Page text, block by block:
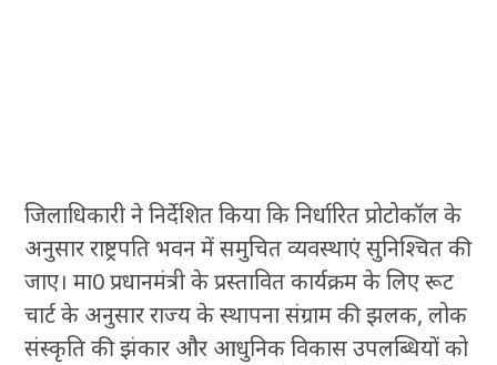
जिलाधिकारी ने निर्देशित किया कि निर्धारित प्रोटोकॉल के
अनुसार राष्ट्रपति भवन में समुचित व्यवस्थाएं सुनिश्चित की
जाए। मा0 प्रधानमंत्री के प्रस्तावित कार्यक्रम के लिए रूट
चार्ट के अनुसार राज्य के स्थापना संग्राम की झलक, लोक
संस्कृति की झंकार और आधुनिक विकास उपलब्धियों को